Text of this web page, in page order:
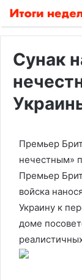
Сунак
Премьер
нечестным»
Премьер
войска
Украину к
доме